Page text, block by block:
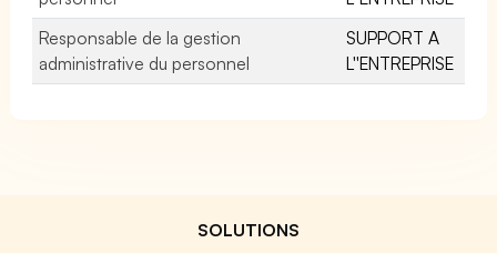
Responsable de la gestion
administrative du personnel
SUPPORT A
L''ENTREPRISE
SOLUTIONS